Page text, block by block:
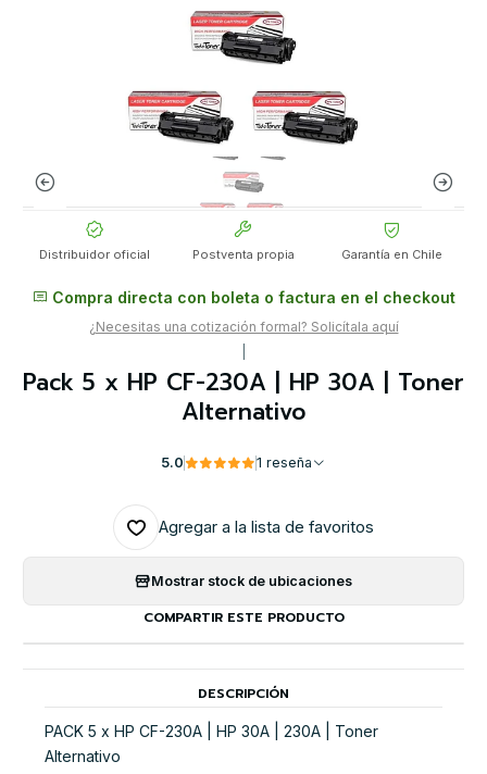
Distribuidor oficial Postventa propia Garantía en Chile
Compra directa con boleta o factura en el checkout
¿Necesitas una cotización formal? Solicítala aquí
Pack 5 x HP CF-230A | HP 30A | Toner
Alternativo
5.0 1 reseña
Agregar a la lista de favoritos
Mostrar stock de ubicaciones
COMPARTIR ESTE PRODUCTO
DESCRIPCIÓN
PACK 5 x HP CF-230A | HP 30A | 230A | Toner
Alternativo